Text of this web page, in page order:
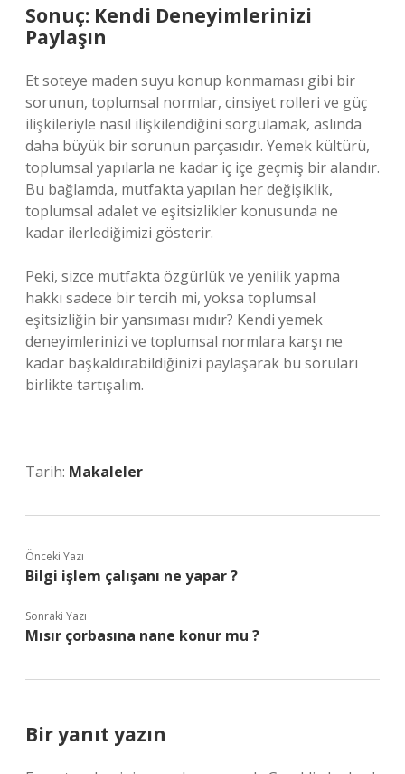
Sonuç: Kendi Deneyimlerinizi
Paylaşın
Et soteye maden suyu konup konmaması gibi bir
sorunun, toplumsal normlar, cinsiyet rolleri ve güç
ilişkileriyle nasıl ilişkilendiğini sorgulamak, aslında
daha büyük bir sorunun parçasıdır. Yemek kültürü,
toplumsal yapılarla ne kadar iç içe geçmiş bir alandır.
Bu bağlamda, mutfakta yapılan her değişiklik,
toplumsal adalet ve eşitsizlikler konusunda ne
kadar ilerlediğimizi gösterir.
Peki, sizce mutfakta özgürlük ve yenilik yapma
hakkı sadece bir tercih mi, yoksa toplumsal
eşitsizliğin bir yansıması mıdır? Kendi yemek
deneyimlerinizi ve toplumsal normlara karşı ne
kadar başkaldırabildiğinizi paylaşarak bu soruları
birlikte tartışalım.
Tarih: Makaleler
Önceki Yazı
Bilgi işlem çalışanı ne yapar ?
Sonraki Yazı
Mısır çorbasına nane konur mu ?
Bir yanıt yazın